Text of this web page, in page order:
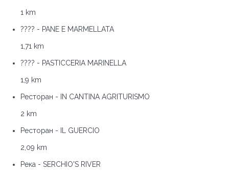
1 km
???? - PANE E MARMELLATA
1,71 km
???? - PASTICCERIA MARINELLA
1,9 km
Ресторан - IN CANTINA AGRITURISMO
2 km
Ресторан - IL GUERCIO
2,09 km
Река - SERCHIO'S RIVER